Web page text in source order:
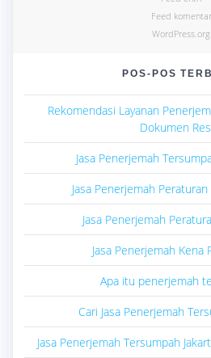
Feed komentar
WordPress.org
POS-POS
Rekomendasi Layanan
Dokumen
Jasa Penerjemah
Jasa Penerjemah Peraturan
Jasa Penerjemah
Jasa Penerjemah Kena
Apa itu penerjemah
Cari Jasa Penerjemah
Jasa Penerjemah Tersumpah